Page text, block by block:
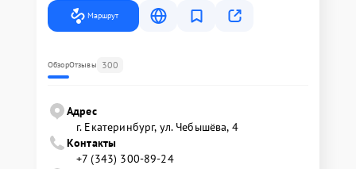
Маршрут
ОбзорОтзывы 300
Адрес
г. Екатеринбург, ул. Чебышёва, 4
Контакты
+7 (343) 300-89-24